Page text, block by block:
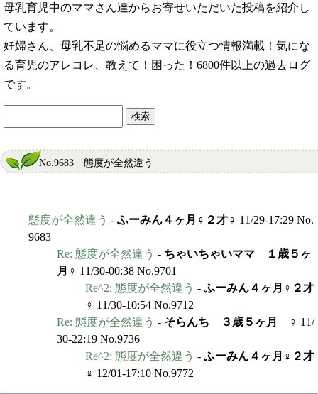
母乳育児中のママさん達からお寄せいただいた投稿を紹介し
ています。
妊婦さん、母乳不足の悩めるママに役立つ情報満載！気にな
る育児のアレコレ、教えて！困った！6800件以上の過去ログ
です。
No.9683 態度が全然違う
態度が全然違う - ふーみん４ヶ月♀２才♀ 11/29-17:29 No.
9683
Re: 態度が全然違う - ちゃいちゃいママ １歳５ヶ
月♀ 11/30-00:38 No.9701
Re^2: 態度が全然違う - ふーみん４ヶ月♀２才
♀ 11/30-10:54 No.9712
Re: 態度が全然違う - そらんち ３歳５ヶ月 ♀ 11/
30-22:19 No.9736
Re^2: 態度が全然違う - ふーみん４ヶ月♀２才
♀ 12/01-17:10 No.9772